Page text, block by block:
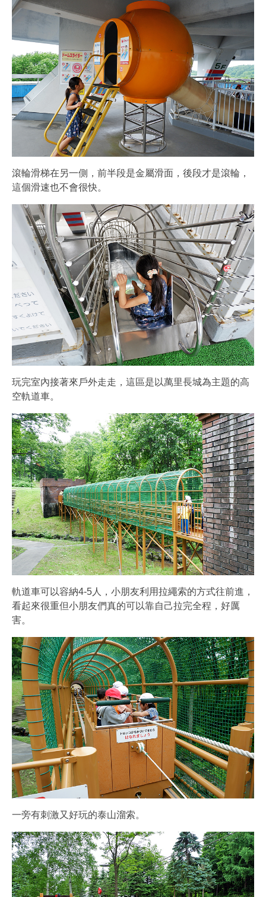
滾輪滑梯在另一側，前半段是金屬滑面，後段才是滾輪，
這個滑速也不會很快。
玩完室內接著來戶外走走，這區是以萬里長城為主題的高
空軌道車。
軌道車可以容納4-5人，小朋友利用拉繩索的方式往前進，
看起來很重但小朋友們真的可以靠自己拉完全程，好厲
害。
一旁有刺激又好玩的泰山溜索。